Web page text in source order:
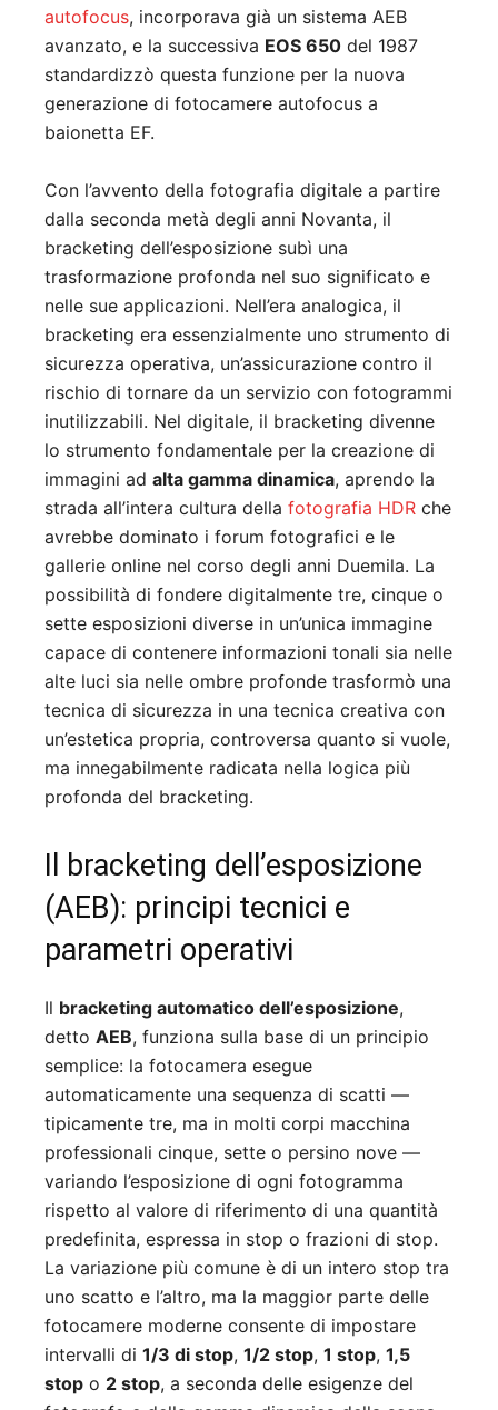
autofocus, incorporava già un sistema AEB
avanzato, e la successiva EOS 650 del 1987
standardizzò questa funzione per la nuova
generazione di fotocamere autofocus a
baionetta EF.
Con l’avvento della fotografia digitale a partire
dalla seconda metà degli anni Novanta, il
bracketing dell’esposizione subì una
trasformazione profonda nel suo significato e
nelle sue applicazioni. Nell’era analogica, il
bracketing era essenzialmente uno strumento di
sicurezza operativa, un’assicurazione contro il
rischio di tornare da un servizio con fotogrammi
inutilizzabili. Nel digitale, il bracketing divenne
lo strumento fondamentale per la creazione di
immagini ad alta gamma dinamica, aprendo la
strada all’intera cultura della fotografia HDR che
avrebbe dominato i forum fotografici e le
gallerie online nel corso degli anni Duemila. La
possibilità di fondere digitalmente tre, cinque o
sette esposizioni diverse in un’unica immagine
capace di contenere informazioni tonali sia nelle
alte luci sia nelle ombre profonde trasformò una
tecnica di sicurezza in una tecnica creativa con
un’estetica propria, controversa quanto si vuole,
ma innegabilmente radicata nella logica più
profonda del bracketing.
Il bracketing dell’esposizione
(AEB): principi tecnici e
parametri operativi
Il bracketing automatico dell’esposizione,
detto AEB, funziona sulla base di un principio
semplice: la fotocamera esegue
automaticamente una sequenza di scatti —
tipicamente tre, ma in molti corpi macchina
professionali cinque, sette o persino nove —
variando l’esposizione di ogni fotogramma
rispetto al valore di riferimento di una quantità
predefinita, espressa in stop o frazioni di stop.
La variazione più comune è di un intero stop tra
uno scatto e l’altro, ma la maggior parte delle
fotocamere moderne consente di impostare
intervalli di 1/3 di stop, 1/2 stop, 1 stop, 1,5
stop o 2 stop, a seconda delle esigenze del